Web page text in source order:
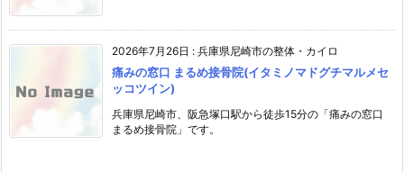
2026年7月26日 : 兵庫県尼崎市の整体・カイロ
痛みの窓口 まるめ接骨院(イタミノマドグチマルメセ
ッコツイン)
兵庫県尼崎市、阪急塚口駅から徒歩15分の「痛みの窓口
まるめ接骨院」です。